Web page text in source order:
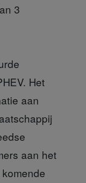
3
Het
aan
aan het